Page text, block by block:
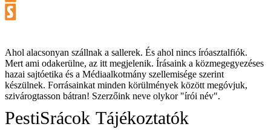
Ahol alacsonyan szállnak a sallerek. És ahol nincs íróasztalfiók.
Mert ami odakerülne, az itt megjelenik. Írásaink a közmegegyezéses
hazai sajtóetika és a Médiaalkotmány szellemisége szerint
készülnek. Forrásainkat minden körülmények között megóvjuk,
szivárogtasson bátran! Szerzőink neve olykor "írói név".
PestiSrácok Tájékoztatók